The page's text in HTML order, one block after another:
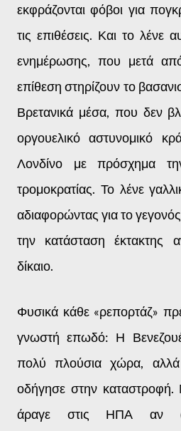
εκφράζονται φόβοι για
τις επιθέσεις. Και το λένε
ενημέρωσης, που μετά
επίθεση στηρίζουν το
Βρετανικά μέσα, που δεν
οργουελικό αστυνομικό
Λονδίνο με πρόσχημα
τρομοκρατίας. Το λένε
αδιαφορώντας για το
την κατάσταση έκτακτης
δίκαιο.
Φυσικά κάθε «ρεπορτάζ»
γνωστή επωδό: Η
πολύ πλούσια χώρα,
οδήγησε στην
άραγε στις ΗΠΑ αν